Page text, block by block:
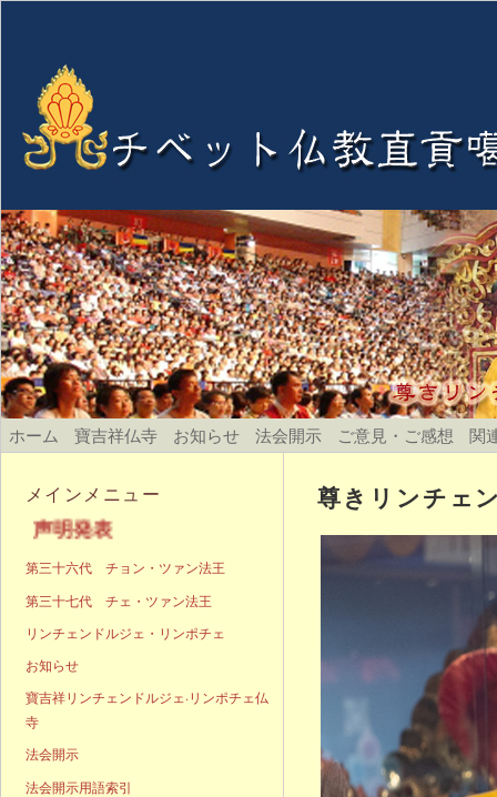
ホーム 寶吉祥仏寺 お知らせ 法会開示 ご意見・ご感想 関
尊きリンチェ
メインメニュー
発表
第三十六代 チョン・ツァン法王
第三十七代 チェ・ツァン法王
リンチェンドルジェ・リンポチェ
お知らせ
寶吉祥リンチェンドルジェ·リンポチェ仏
寺
法会開示
法会開示用語索引